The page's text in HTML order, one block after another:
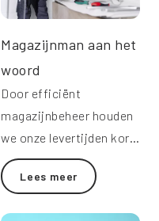
Magazijnman aan het
woord
Door efficiënt
magazijnbeheer houden
we onze levertijden kort.
Onze magazijnman legt
uit hoe we dat doen.
Lees meer